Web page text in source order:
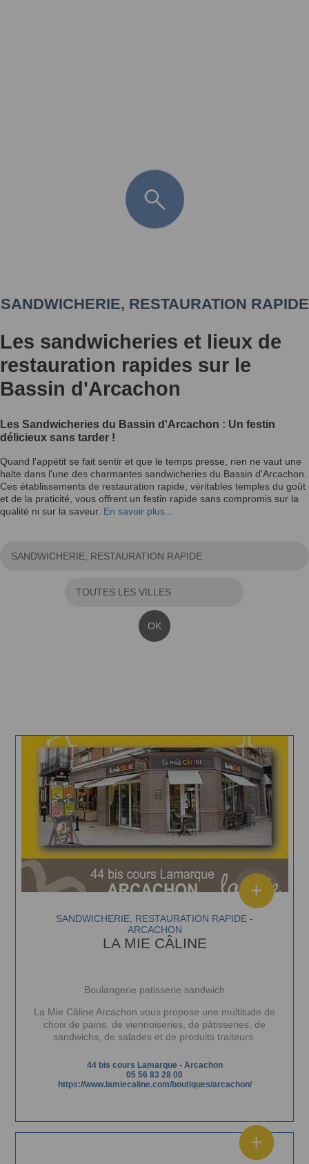
SANDWICHERIE, RESTAURATION RAPIDE
Les sandwicheries et lieux de
restauration rapides sur le
Bassin d'Arcachon
Les Sandwicheries du Bassin d'Arcachon : Un festin
délicieux sans tarder !
Quand l'appétit se fait sentir et que le temps presse, rien ne vaut une
halte dans l'une des charmantes sandwicheries du Bassin d'Arcachon.
Ces établissements de restauration rapide, véritables temples du goût
et de la praticité, vous offrent un festin rapide sans compromis sur la
qualité ni sur la saveur. En savoir plus...
SANDWICHERIE, RESTAURATION RAPIDE -
ARCACHON
LA MIE CÂLINE
Boulangerie patisserie sandwich
La Mie Câline Arcachon vous propose une multitude de
choix de pains, de viennoiseries, de pâtisseries, de
sandwichs, de salades et de produits traiteurs.
44 bis cours Lamarque - Arcachon
05 56 83 28 00
https://www.lamiecaline.com/boutiques/arcachon/
OK